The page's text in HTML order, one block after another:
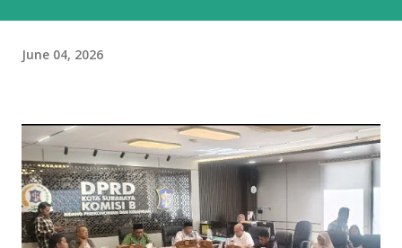
June 04, 2026